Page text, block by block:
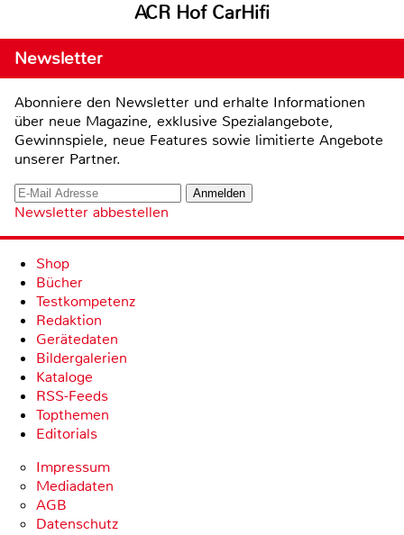
ACR Hof CarHifi
Newsletter
Abonniere den Newsletter und erhalte Informationen
über neue Magazine, exklusive Spezialangebote,
Gewinnspiele, neue Features sowie limitierte Angebote
unserer Partner.
Newsletter abbestellen
Shop
Bücher
Testkompetenz
Redaktion
Gerätedaten
Bildergalerien
Kataloge
RSS-Feeds
Topthemen
Editorials
Impressum
Mediadaten
AGB
Datenschutz